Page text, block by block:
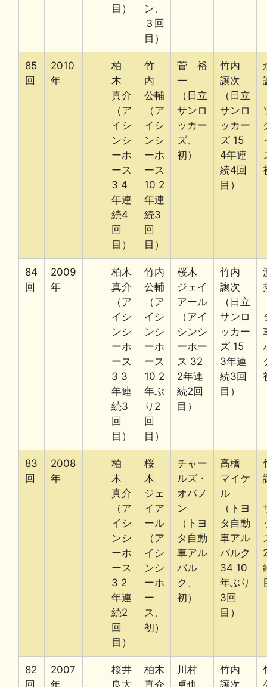
目）
ン、
３回
目）
85
回
2010
年
柏
木
真介
（ア
イシ
ンシ
ーホ
ース
3 4
年連
続4
回
目）
竹
内
公輔
（ア
イシ
ンシ
ーホ
ース
10 2
年連
続3
回
目）
菅 裕
一
（日立
サンロ
ッカー
ズ、
初）
竹内
譲次
（日立
サンロ
ッカー
ズ 15
4年連
続4回
目）
84
回
2009
年
柏木
真介
（ア
イシ
ンシ
ーホ
ース
3 3
年連
続3
回
目）
竹内
公輔
（ア
イシ
ンシ
ーホ
ース
10 2
年ぶ
り2
回
目）
桜木
ジェイ
アール
（アイ
シンシ
ーホー
ス 32
2年連
続2回
目）
竹内
譲次
（日立
サンロ
ッカー
ズ 15
3年連
続3回
目）
83
回
2008
年
柏
木
真介
（ア
イシ
ンシ
ーホ
ース
3 2
年連
続2
回
目）
桜
木
ジェ
イア
ール
（ア
イシ
ンシ
ーホ
ー
ス、
初）
チャー
ルズ・
オバノ
ン
（トヨ
タ自動
車アル
バル
ク、
初）
高橋
マイケ
ル
（トヨ
タ自動
車アル
バルク
34 10
年ぶり
3回
目）
82
回
2007
年
桜井
良太
柏木
真介
川村
卓也
竹内
譲次